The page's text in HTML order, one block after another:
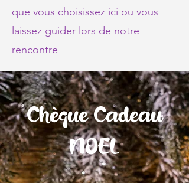
que vous choisissez ici ou vous
laissez guider lors de notre
rencontre
Chèque Cadeau
NOEL